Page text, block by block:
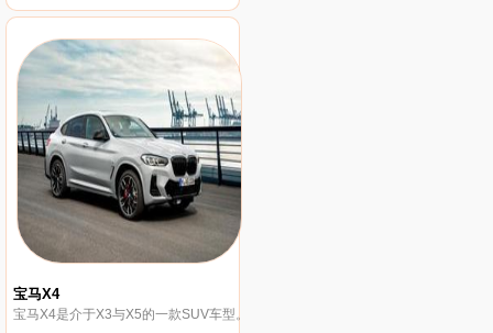
宝马X4
宝马X4是介于X3与X5的一款SUV车型。